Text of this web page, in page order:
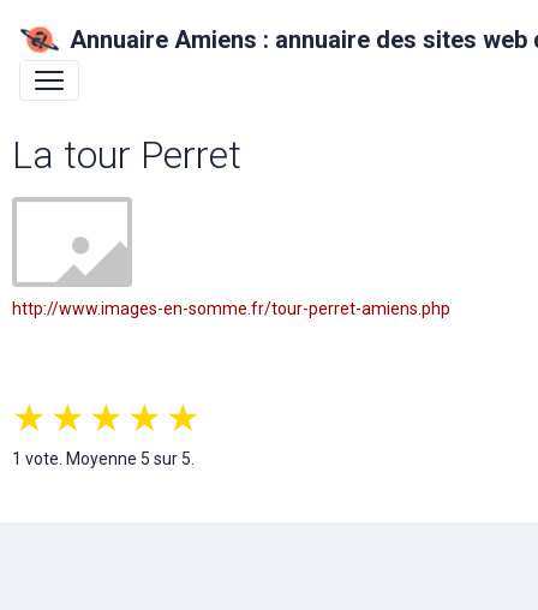
Annuaire Amiens : annuaire des sites
La tour Perret
http://www.images-en-somme.fr/tour-perret-amiens.php
★★★★★
1 vote. Moyenne 5 sur 5.